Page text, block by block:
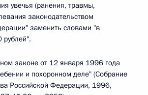
увечья (ранения, травмы,
законодательством
заменить словами "в
законе от 12 января 1996 года
и похоронном деле" (Собрание
Российской Федерации, 1996,